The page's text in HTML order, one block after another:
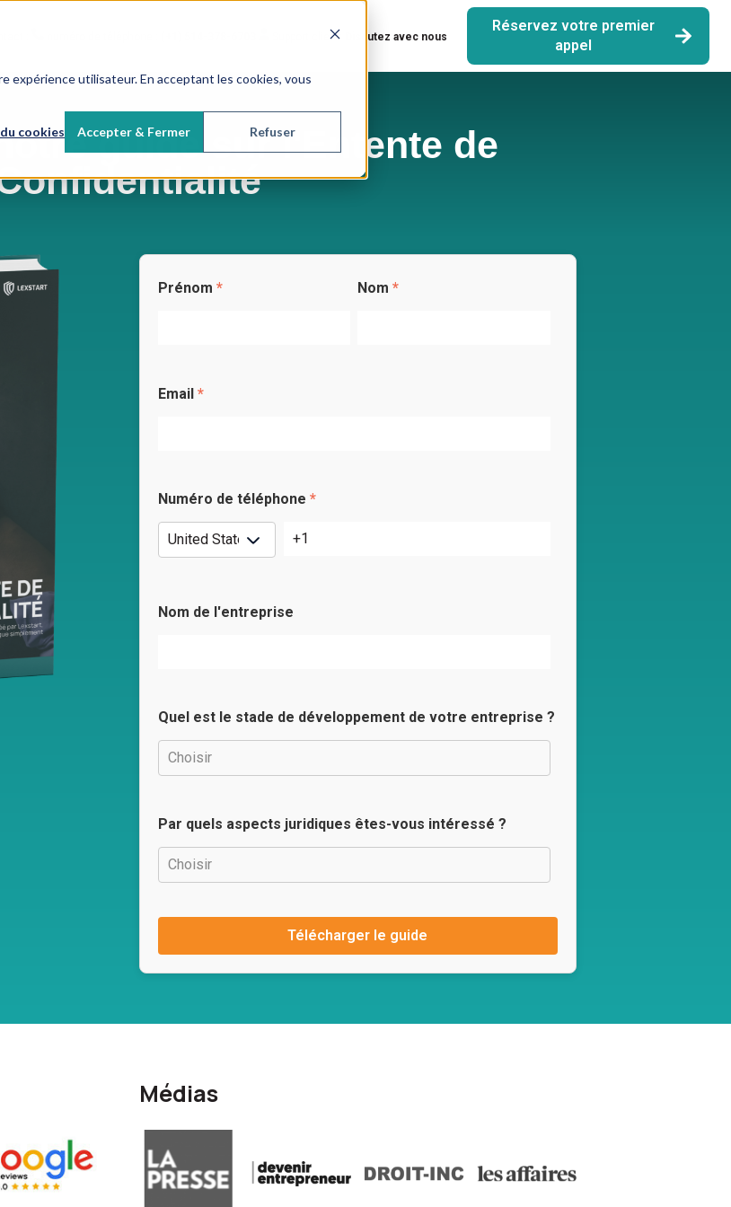
expérience utilisateur. En acceptant les cookies, vous
cookies Accepter & Fermer Refuser
Support client: Discutez avec nous
Réservez votre premier
appel
guide sur l'Entente de
Prénom * Nom *
Email *
Numéro de téléphone *
Nom de l'entreprise
Quel est le stade de développement de votre entreprise ?
Par quels aspects juridiques êtes-vous intéressé ?
Médias